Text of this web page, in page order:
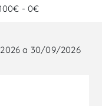
- 0€
a 30/09/2026